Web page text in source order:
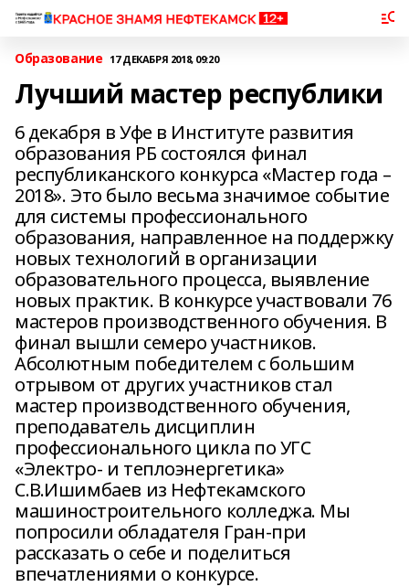
Образование 17 ДЕКАБРЯ 2018, 09:20
Лучший мастер республики
6 декабря в Уфе в Институте развития
образования РБ состоялся финал
республиканского конкурса «Мастер года –
2018». Это было весьма значимое событие
для системы профессионального
образования, направленное на поддержку
новых технологий в организации
образовательного процесса, выявление
новых практик. В конкурсе участвовали 76
мастеров производственного обучения. В
финал вышли семеро участников.
Абсолютным победителем с большим
отрывом от других участников стал
мастер производственного обучения,
преподаватель дисциплин
профессионального цикла по УГС
«Электро- и теплоэнергетика»
С.В.Ишимбаев из Нефтекамского
машиностроительного колледжа. Мы
попросили обладателя Гран-при
рассказать о себе и поделиться
впечатлениями о конкурсе.